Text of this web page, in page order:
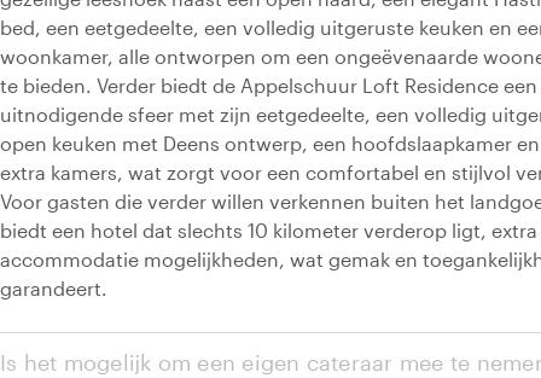
bed, een eetgedeelte, een volledig uitgeruste keuken en
woonkamer, alle ontworpen om een ongeëvenaarde
te bieden. Verder biedt de Appelschuur Loft Residence een
uitnodigende sfeer met zijn eetgedeelte, een volledig
open keuken met Deens ontwerp, een hoofdslaapkamer
extra kamers, wat zorgt voor een comfortabel en stijlvol
Voor gasten die verder willen verkennen buiten het
biedt een hotel dat slechts 10 kilometer verderop ligt, extra
accommodatie mogelijkheden, wat gemak en
garandeert.
Is het mogelijk om een eigen cateraar mee te